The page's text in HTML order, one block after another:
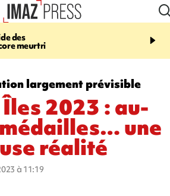
des
meurtri
13:09
Des
font cinq morts en
largement prévisible
2023 : au-
une
réalité
à 11:19